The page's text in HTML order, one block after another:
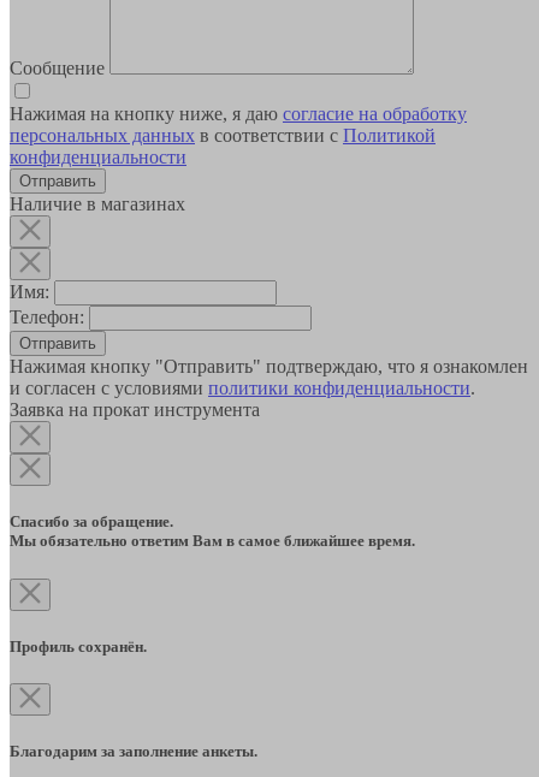
Сообщение
Нажимая на кнопку ниже, я даю согласие на обработку
персональных данных в соответствии с Политикой
конфиденциальности
Наличие в магазинах
Имя:
Телефон:
Отправить
Нажимая кнопку "Отправить" подтверждаю, что я ознакомлен
и согласен с условиями политики конфиденциальности.
Заявка на прокат инструмента
Спасибо за обращение.
Мы обязательно ответим Вам в самое ближайшее время.
Профиль сохранён.
Благодарим за заполнение анкеты.